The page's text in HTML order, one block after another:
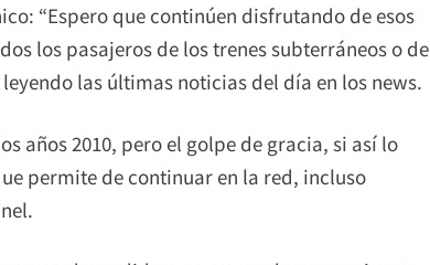
“Espero que continúen disfrutando de esos
los pasajeros de los trenes subterráneos o de
las últimas noticias del día en los news.
años 2010, pero el golpe de gracia, si así lo
permite de continuar en la red, incluso